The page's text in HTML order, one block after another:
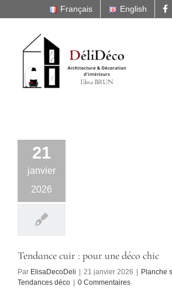
contenu
Français English
21
janvier
2026
Tendance cuir : pour une déco chic
Par ElisaDecoDeli 21 janvier 2026 Planche
Tendances déco
0 Commentaires